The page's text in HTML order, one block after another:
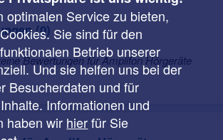
(0)
Bewertungen für Amplifon Hörgeräte
optimalen Service zu bieten,
Sie sind für den
Betrieb unserer
Und sie helfen uns bei der
Besucherdaten und für
Informationen und
haben wir hierfür Sie